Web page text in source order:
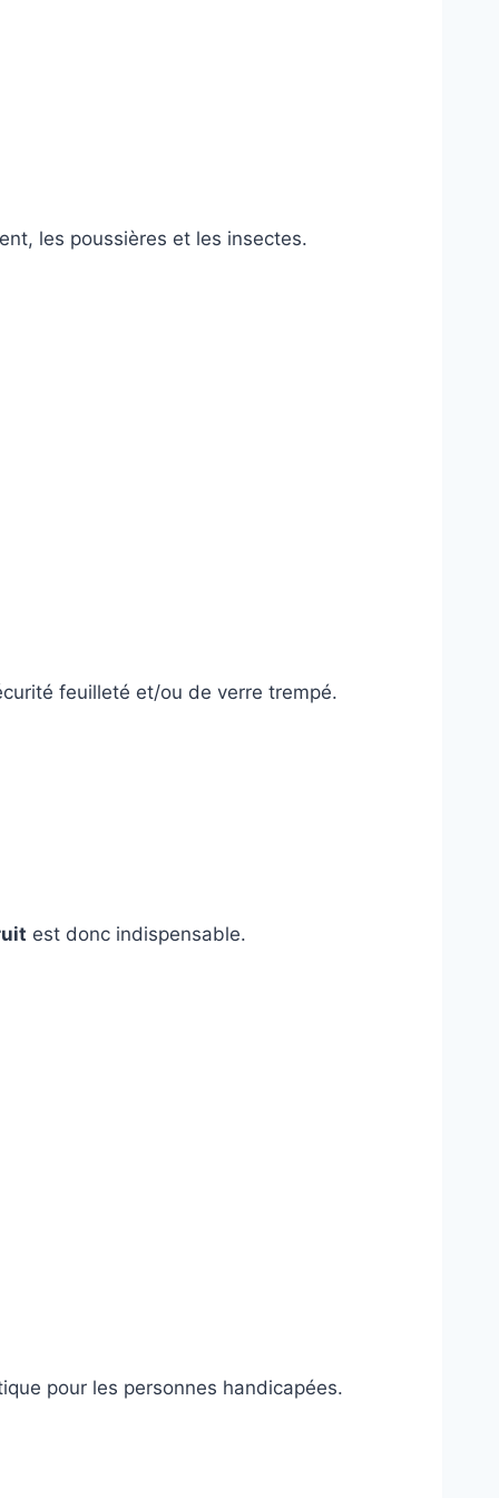
les poussières et les insectes.
feuilleté et/ou de verre trempé.
est donc indispensable.
pour les personnes handicapées.